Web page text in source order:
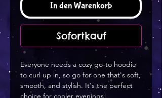
In den Warenkorb
Sofortkauf
Everyone needs a cozy go-to hoodie
to curl up in, so go for one that's soft,
smooth, and stylish. It's the perfect
choice for cooler evenings!